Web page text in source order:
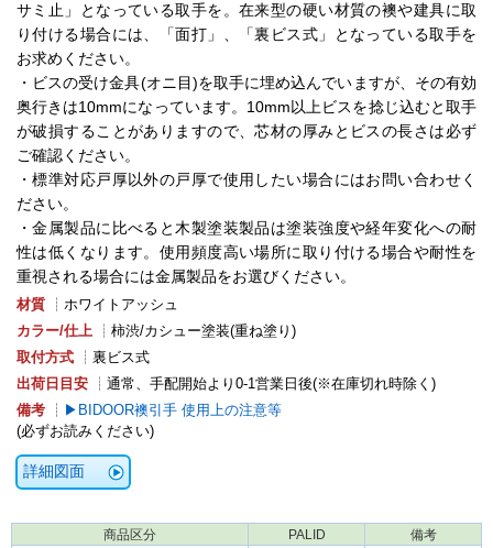
サミ止」となっている取手を。在来型の硬い材質の襖や建具に取
り付ける場合には、「面打」、「裏ビス式」となっている取手を
お求めください。
・ビスの受け金具(オニ目)を取手に埋め込んでいますが、その有効
奥行きは10mmになっています。10mm以上ビスを捻じ込むと取手
が破損することがありますので、芯材の厚みとビスの長さは必ず
ご確認ください。
・標準対応戸厚以外の戸厚で使用したい場合にはお問い合わせく
ださい。
・金属製品に比べると木製塗装製品は塗装強度や経年変化への耐
性は低くなります。使用頻度高い場所に取り付ける場合や耐性を
重視される場合には金属製品をお選びください。
材質
┊ホワイトアッシュ
カラー/仕上
┊柿渋/カシュー塗装(重ね塗り)
取付方式
┊裏ビス式
出荷日目安
┊通常、手配開始より0-1営業日後(※在庫切れ時除く)
備考
┊
BIDOOR襖引手 使用上の注意等
(必ずお読みください)
詳細図面
商品区分 PALID 備考